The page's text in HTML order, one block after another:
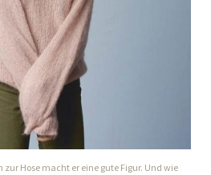
zur Hose macht er eine gute Figur. Und wie